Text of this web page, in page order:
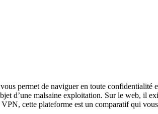
permet de naviguer en toute confidentialité
d’une malsaine exploitation. Sur le web, il
cette plateforme est un comparatif qui